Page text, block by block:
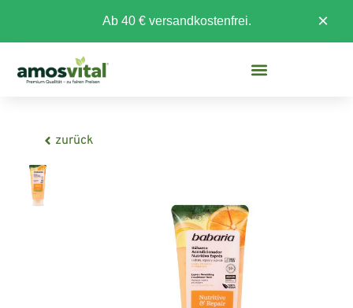
Ab 40 € versandkostenfrei. ×
zurück